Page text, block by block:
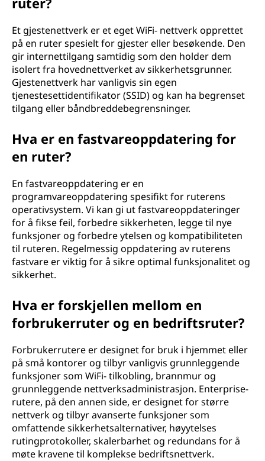
Et gjestenettverk er et eget WiFi- nettverk opprettet
på en ruter spesielt for gjester eller besøkende. Den
gir internettilgang samtidig som den holder dem
isolert fra hovednettverket av sikkerhetsgrunner.
Gjestenettverk har vanligvis sin egen
tjenestesettidentifikator (SSID) og kan ha begrenset
tilgang eller båndbreddebegrensninger.
Hva er en fastvareoppdatering for
en ruter?
En fastvareoppdatering er en
programvareoppdatering spesifikt for ruterens
operativsystem. Vi kan gi ut fastvareoppdateringer
for å fikse feil, forbedre sikkerheten, legge til nye
funksjoner og forbedre ytelsen og kompatibiliteten
til ruteren. Regelmessig oppdatering av ruterens
fastvare er viktig for å sikre optimal funksjonalitet og
sikkerhet.
Hva er forskjellen mellom en
forbrukerruter og en bedriftsruter?
Forbrukerrutere er designet for bruk i hjemmet eller
på små kontorer og tilbyr vanligvis grunnleggende
funksjoner som WiFi- tilkobling, brannmur og
grunnleggende nettverksadministrasjon. Enterprise-
rutere, på den annen side, er designet for større
nettverk og tilbyr avanserte funksjoner som
omfattende sikkerhetsalternativer, høyytelses
rutingprotokoller, skalerbarhet og redundans for å
møte kravene til komplekse bedriftsnettverk.